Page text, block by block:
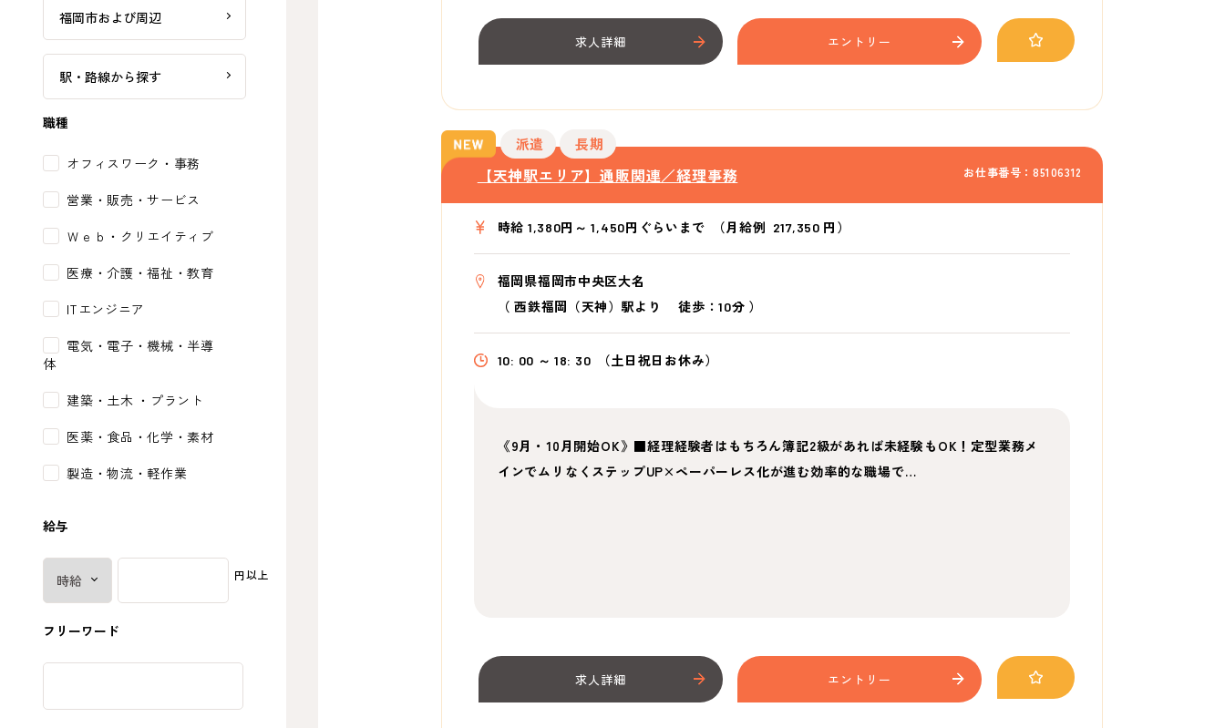
福岡市および周辺
駅・路線から探す
職種
オフィスワーク・事務
営業・販売・サービス
Ｗｅｂ・クリエイティブ
医療・介護・福祉・教育
ITエンジニア
電気・電子・機械・半導
体
建築・土木 ・プラント
医薬・食品・化学・素材
製造・物流・軽作業
給与
円以上
フリーワード
求人詳細 エントリー
お仕事番号：85106312
派遣 長期
【天神駅エリア】通販関連／経理事務
時給 1,380円～ 1,450円ぐらいまで （月給例 217,350 円）
福岡県福岡市中央区大名
（西鉄福岡（天神）駅より徒歩：10分 ）
10: 00 ～ 18: 30 （土日祝日お休み）
《9月・10月開始OK》■経理経験者はもちろん簿記2級があれば未経験もOK！定型業務メ
インでムリなくステップUP×ペーパーレス化が進む効率的な職場で…
求人詳細 エントリー